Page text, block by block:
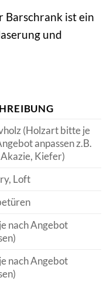
Barschrank ist ein
und
(Holzart bitte je
anpassen z.B.
Akazie, Kiefer)
Loft
nach Angebot
nach Angebot